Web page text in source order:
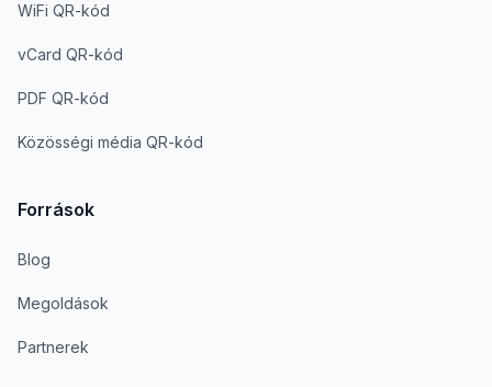
WiFi QR-kód
vCard QR-kód
PDF QR-kód
Közösségi média QR-kód
Források
Blog
Megoldások
Partnerek